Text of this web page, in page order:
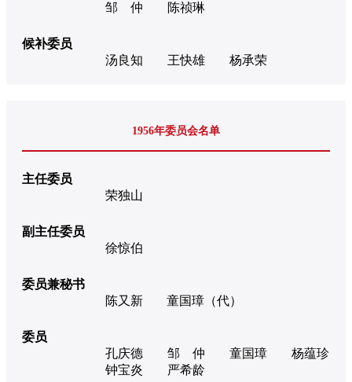
邹 仲
陈祯琳
候补委员
汤良知
王快雄 杨承荣
1956年委员会名单
主任委员
荣独山
副主任委员
徐惊伯
委员兼秘书
陈又新
童国璋（代）
委员
孔庆德
邹 仲 童国璋
杨蕴珍
钟宝炎
严希龄